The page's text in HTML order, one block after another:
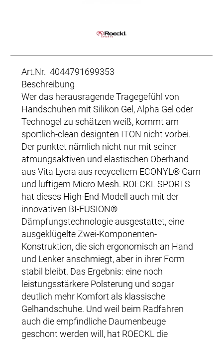
Art.Nr. 4044791699353
Beschreibung
Wer das herausragende Tragegefühl von
Handschuhen mit Silikon Gel, Alpha Gel oder
Technogel zu schätzen weiß, kommt am
sportlich-clean designten ITON nicht vorbei.
Der punktet nämlich nicht nur mit seiner
atmungsaktiven und elastischen Oberhand
aus Vita Lycra aus recyceltem ECONYL® Garn
und luftigem Micro Mesh. ROECKL SPORTS
hat dieses High-End-Modell auch mit der
innovativen BI-FUSION®
Dämpfungstechnologie ausgestattet, eine
ausgeklügelte Zwei-Komponenten-
Konstruktion, die sich ergonomisch an Hand
und Lenker anschmiegt, aber in ihrer Form
stabil bleibt. Das Ergebnis: eine noch
leistungsstärkere Polsterung und sogar
deutlich mehr Komfort als klassische
Gelhandschuhe. Und weil beim Radfahren
auch die empfindliche Daumenbeuge
geschont werden will, hat ROECKL die